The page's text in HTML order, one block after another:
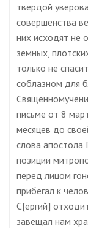
твердой
совершенства
них исходят не
земных,
только не
соблазном для
письме от 8
месяцев до
слова
позиции
перед лицом
прибегал к
С[ергий]
завещал нам